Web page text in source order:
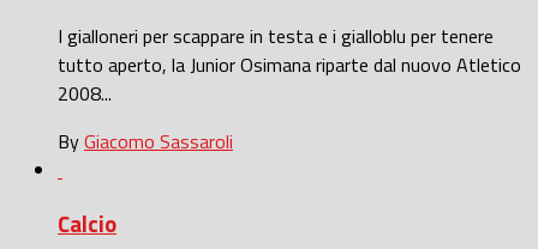
I gialloneri per scappare in testa e i gialloblu per tenere
tutto aperto, la Junior Osimana riparte dal nuovo Atletico
2008...
ByGiacomo Sassaroli
Calcio